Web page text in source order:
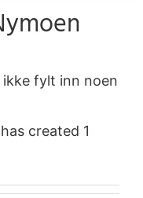
fylt inn noen
created 1